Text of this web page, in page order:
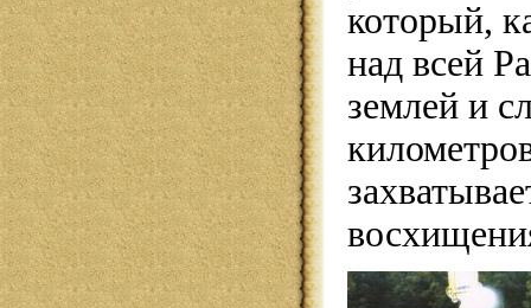
который,
над всей
землей и